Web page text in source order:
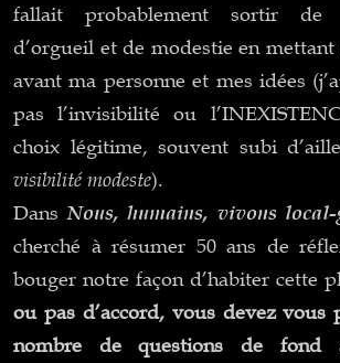
fallait probablement sortir de
d’orgueil et de modestie en
avant ma personne et mes idées
pas l’invisibilité ou
choix légitime, souvent subi
visibilité modeste).
DansNous, humains, vivons
cherché à résumer 50 ans de
bouger notre façon d’habiter cette
ou pas d’accord, vous devez vous
nombre de questions de fond